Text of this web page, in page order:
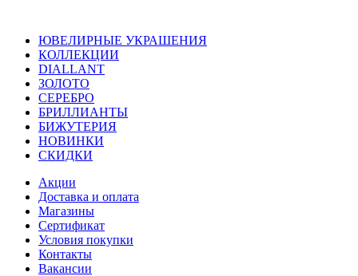
ЮВЕЛИРНЫЕ УКРАШЕНИЯ
КОЛЛЕКЦИИ
DIALLANT
ЗОЛОТО
СЕРЕБРО
БРИЛЛИАНТЫ
БИЖУТЕРИЯ
НОВИНКИ
СКИДКИ
Акции
Доставка и оплата
Магазины
Сертификат
Условия покупки
Контакты
Вакансии